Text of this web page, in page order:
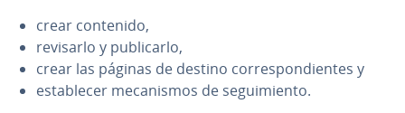
crear contenido,
revisarlo y pu­bli­car­lo,
crear las páginas de destino co­rre­s­po­n­die­n­tes y
es­ta­ble­cer me­ca­ni­s­mos de se­gui­mie­n­to.